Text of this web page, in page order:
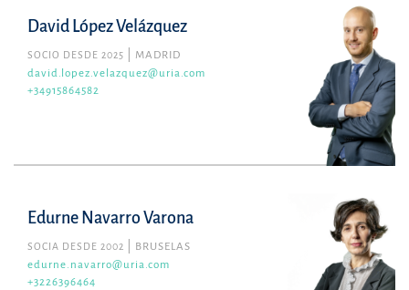
David López Velázquez
SOCIO DESDE 2025
MADRID
david.lopez.velazquez@uria.com
+34915864582
Edurne Navarro Varona
SOCIA DESDE 2002
BRUSELAS
edurne.navarro@uria.com
+3226396464